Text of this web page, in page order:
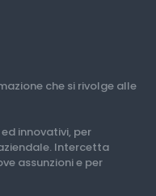
che si rivolge alle
innovativi, per
Intercetta
assunzioni e per